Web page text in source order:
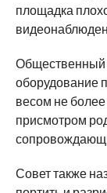
площадка
Общественный
оборудование
весом не
присмотром
Совет также